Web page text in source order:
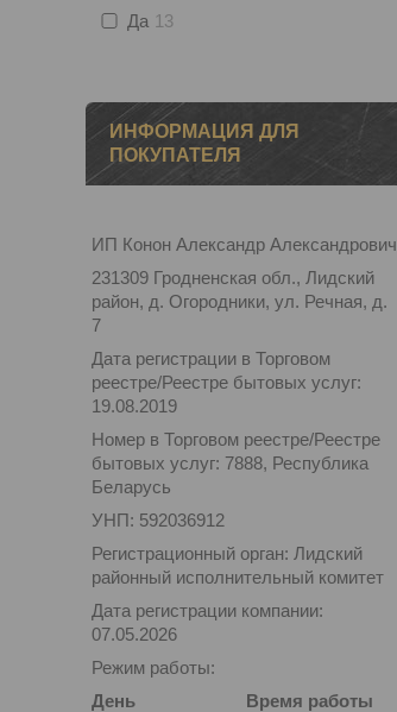
Да 13
ИНФОРМАЦИЯ ДЛЯ
ПОКУПАТЕЛЯ
ИП Конон Александр Александрович
231309 Гродненская обл., Лидский
район, д. Огородники, ул. Речная, д.
7
Дата регистрации в Торговом
реестре/Реестре бытовых услуг:
19.08.2019
Номер в Торговом реестре/Реестре
бытовых услуг: 7888, Республика
Беларусь
УНП: 592036912
Регистрационный орган: Лидский
районный исполнительный комитет
Дата регистрации компании:
07.05.2026
Режим работы:
День
Время работы